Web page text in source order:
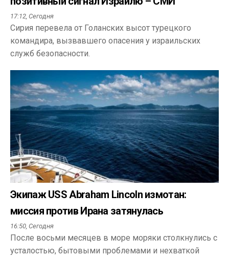
17:12, Сегодня
Сирия перевела от Голанских высот турецкого
командира, вызвавшего опасения у израильских
служб безопасности.
Экипаж USS Abraham Lincoln измотан:
миссия против Ирана затянулась
16:50, Сегодня
После восьми месяцев в море моряки столкнулись с
усталостью, бытовыми проблемами и нехваткой